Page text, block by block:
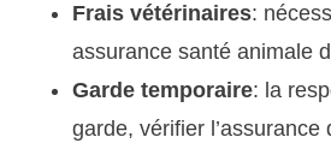
Frais vétérinaires:
assurance santé animale
Garde temporaire: la
garde, vérifier l’assurance